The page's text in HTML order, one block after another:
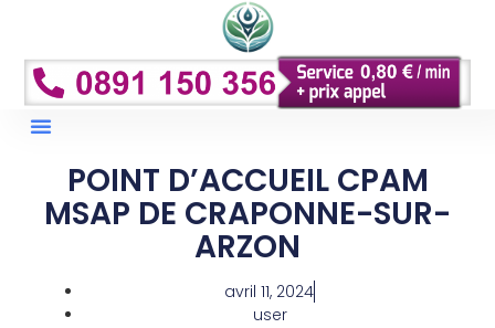
POINT D’ACCUEIL CPAM
MSAP DE CRAPONNE-SUR-
ARZON
avril 11, 2024
user